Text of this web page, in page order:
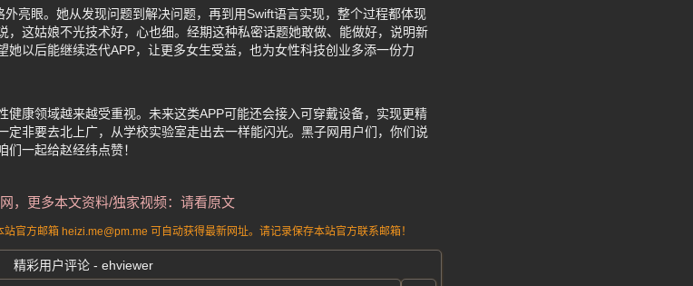
亮眼。她从发现问题到解决问题，再到用Swift语言实现，整个过程都体现
，这姑娘不光技术好，心也细。经期这种私密话题她敢做、能做好，说明新
以后能继续迭代APP，让更多女生受益，也为女性科技创业多添一份力
康领域越来越受重视。未来这类APP可能还会接入可穿戴设备，实现更精
非要去北上广，从学校实验室走出去一样能闪光。黑子网用户们，你们说
一起给赵经纬点赞！
，更多本文资料/独家视频：请看原文
官方邮箱 heizi.me@pm.me 可自动获得最新网址。请记录保存本站官方联系邮箱！
精彩用户评论 - ehviewer